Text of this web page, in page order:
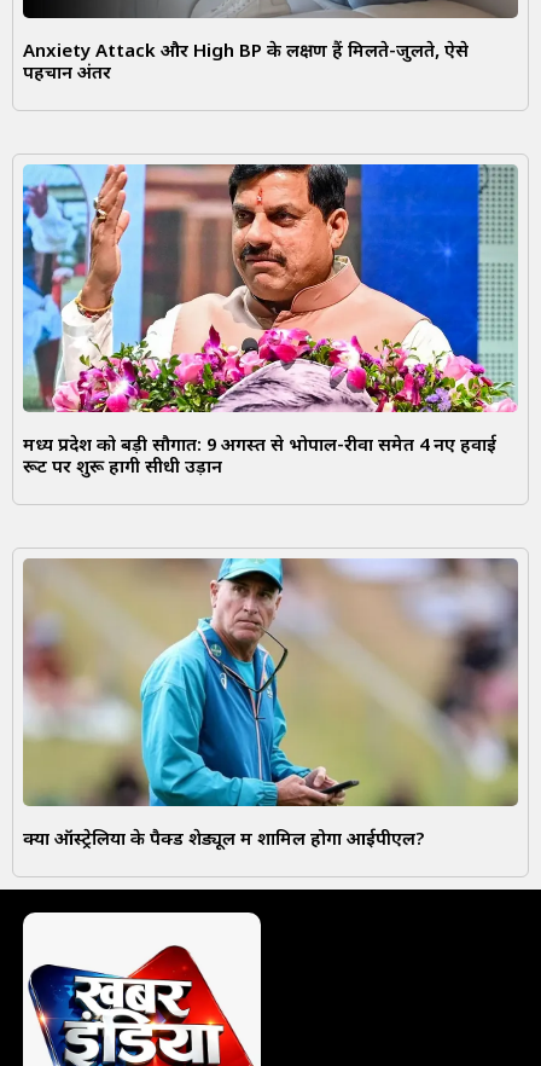
Anxiety Attack और High BP के लक्षण हैं मिलते-जुलते, ऐसे
पहचानें अंतर
मध्य प्रदेश को बड़ी सौगात: 9 अगस्त से भोपाल-रीवा समेत 4 नए हवाई
रूट पर शुरू होंगी सीधी उड़ानें
क्या ऑस्ट्रेलिया के पैक्ड शेड्यूल में शामिल होगा आईपीएल?